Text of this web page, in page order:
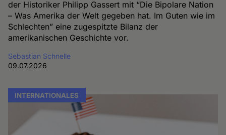
der Historiker Philipp Gassert mit “Die Bipolare Nation
– Was Amerika der Welt gegeben hat. Im Guten wie im
Schlechten” eine zugespitzte Bilanz der
amerikanischen Geschichte vor.
Sebastian Schnelle
09.07.2026
INTERNATIONALES